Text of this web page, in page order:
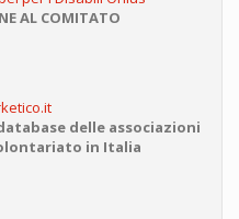
AL COMITATO
delle associazioni
in Italia